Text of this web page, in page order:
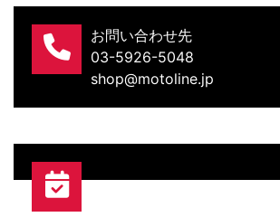
お問い合わせ先
03-5926-5048
shop@motoline.jp